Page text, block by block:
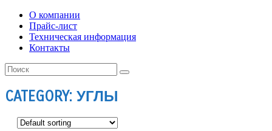
О компании
Прайс-лист
Техническая информация
Контакты
CATEGORY: УГЛЫ